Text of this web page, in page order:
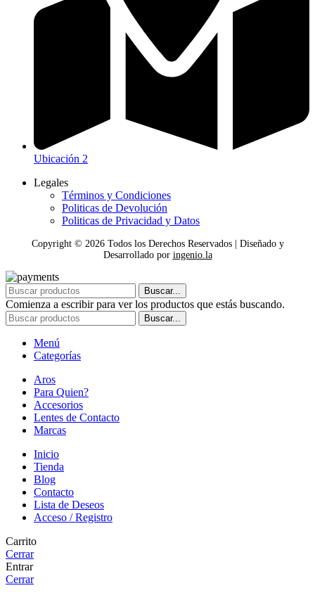
Ubicación 2
Legales
Términos y Condiciones
Politicas de Devolución
Politicas de Privacidad y Datos
Copyright © 2026Todos los Derechos Reservados | Diseñado y
Desarrollado por ingenio.la
Buscar...
Comienza a escribir para ver los productos que estás buscando.
Buscar...
Menú
Categorías
Aros
Para Quien?
Accesorios
Lentes de Contacto
Marcas
Inicio
Tienda
Blog
Contacto
Lista de Deseos
Acceso / Registro
Carrito
Cerrar
Entrar
Cerrar